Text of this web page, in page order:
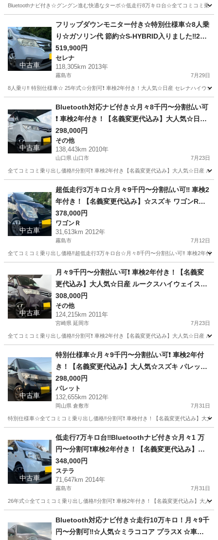
Bluetoothナビ付き☆グングン進む快適なターボ☆低走行8万キロ台☆全てコミコミ乗り
ムーヴ
中古車
フリップダウンモニター付き☆特別仕様車☆8人乗
り☆ガソリン代 節約☆S-HYBRID入りました‼️25
年式☆月々1.2万円〜分割払い可❗️車検2年付き！大
人気☆ニッサン セレナ☆フリップダウンモニター
付き☆Bluetooth対応ナビ☆走行中DVD見れます
ルミ☆☆車内広々三列シート‼️
519,900円
セレナ
118,305km 2013年
霧島市 7月29日
8人乗り‼️ 特別仕様車☆ 25年式☆分割可❗️ 車検2年付き！大人気☆日産 セレナハイウ
Bluetooth
中古車
Bluetooth対応ナビ付き☆月々8千円〜分割払い可
❗️ 車検2年付き！【名義変更代込み】大人気☆日産
ルークスハイウェイスター☆Bluetooth対応ナビ
付き☆走行中DVD見れます☆ETC付き☆電動スラ
イドドア☆ドラレコ付き☆スマートキー☆フルオ
298,000円
その他
138,443km 2010年
山口県 山口市 7月23日
全てコミコミ乗り出し価格‼️分割可❗️ 車検2年付き【名義変更代込み】大人気☆日産
その他
中古車
超低走行3万キロ☆月々9千円〜分割払い可‼️ 車検2
年付き！【名義変更代込み】☆スズキ ワゴンR☆B
luetoothナビ付き☆走行中DVD見れます☆プッシ
ュスタート☆ドライブレコーダー付きのフル装備
☆純正アルミホイール装着☆そのまま乗って帰れ
378,000円
ワゴンＲ
31,613km 2012年
霧島市 7月12日
全てコミコミ乗り出し価格‼️超低走行3万キロ台☆月々8千円〜分割払い可‼️ 車検2年
ワゴンＲ ワゴンR
中古車
月々9千円〜分割払い可❗️ 車検2年付き！【名義変
更代込み】大人気☆日産 ルークスハイウェイスタ
ー☆ナビ付き☆走行中DVD見れます☆スライドド
ア☆ドラレコ付き☆スマートキー☆フルオートエ
アコン☆純正アルミ！そのまま乗って帰れます❗️
308,000円
その他
124,215km 2011年
宮崎県 延岡市 7月23日
全てコミコミ乗り出し価格‼️分割可❗️ 車検2年付き【名義変更代込み】大人気☆日産
その他 走行距離
中古車
特別仕様車☆月々9千円〜分割払い可❗️ 車検2年付
き！【名義変更代込み】大人気☆スズキ パレット
SW☆Bluetoothナビ付き☆走行中DVD見れます☆
便利なバックカメラ付き☆ETC付き☆両側電動ス
ライドドア☆ドラレコ☆スマートキー☆フルオー
298,000円
パレット
132,655km 2012年
岡山県 倉敷市 7月31日
特別仕様車☆全てコミコミ乗り出し価格‼️分割可❗️ 車検付き！【名義変更代込み】
パレット
中古車
低走行7万キロ台‼️Bluetoothナビ付き☆月々1 万
円〜分割可❗️車検2年付き！【名義変更代込み】大
人気☆スバル ステラ Lスマートアシスト☆Blueto
othナビ付き☆走行中DVD見れます☆ドライブレコ
ーダー付きのフル装備☆社外アルミ☆のまま乗っ
348,000円
ステラ
71,647km 2014年
霧島市 7月31日
26年式☆全てコミコミ乗り出し価格‼️分割可❗️ 車検2年付き！【名義変更代込み】大
走行距離
Bluetooth対応ナビ付き☆走行10万キロ！月々9千
円〜分割可‼️☆人気☆ミラココア プラスX ☆車検2